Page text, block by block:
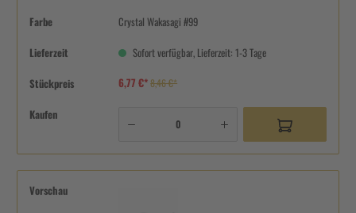
Farbe Crystal Wakasagi #99
Lieferzeit Sofort verfügbar, Lieferzeit: 1-3 Tage
Stückpreis 6,77 €*8,46 €*
Kaufen
Vorschau